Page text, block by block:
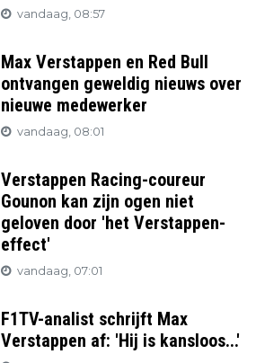
vandaag, 08:57
Max Verstappen en Red Bull
ontvangen geweldig nieuws over
nieuwe medewerker
vandaag, 08:01
Verstappen Racing-coureur
Gounon kan zijn ogen niet
geloven door 'het Verstappen-
effect'
vandaag, 07:01
F1TV-analist schrijft Max
Verstappen af: 'Hij is kansloos...'